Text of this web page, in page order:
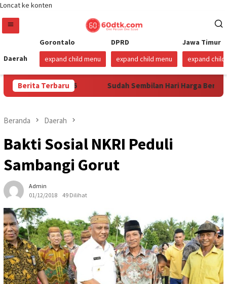
Loncat ke konten
Daerah
Gorontalo
expand child menu
DPRD
expand child menu
Jawa Timur
expand child
Berita Terbaru
1 Agustus 2026 Sudah Sembilan Hari Harga Beras
Beranda Daerah
Bakti Sosial NKRI Peduli
Sambangi Gorut
Admin
01/12/2018
49 Dilihat